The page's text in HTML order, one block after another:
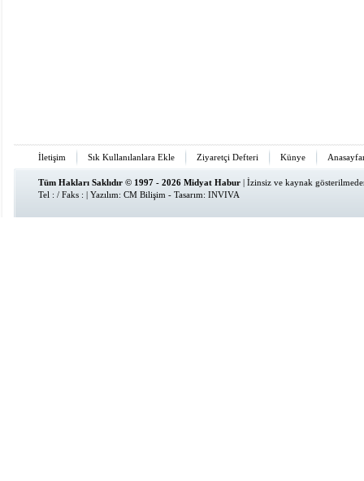
İletişim Sık Kullanılanlara Ekle Ziyaretçi Defteri Künye
Tüm Hakları Saklıdır © 1997 - 2026 Midyat Habur | İzinsiz ve kaynak
Tel : / Faks : | Yazılım: CM Bilişim - Tasarım: INVIVA